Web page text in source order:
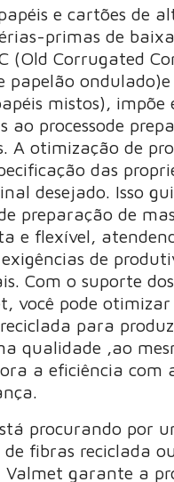
e cartões de
primas de
(Old Corrugated
papelão ondulado)e
mistos), impõe
ao processode
A otimização de
das
desejado. Isso
preparação de
e flexível,
de
Com o suporte
você pode
para
qualidade ,ao
a eficiência com
procurando por
fibras reciclada
Valmet garante a